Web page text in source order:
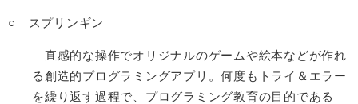
○ スプリンギン
直感的な操作でオリジナルのゲームや絵本などが作れ
る創造的プログラミングアプリ。何度もトライ＆エラー
を繰り返す過程で、プログラミング教育の目的である